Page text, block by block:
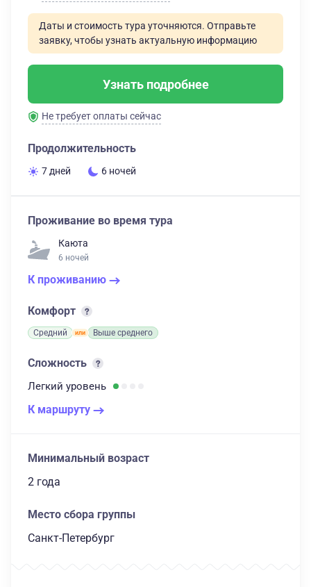
Даты и стоимость тура уточняются. Отправьте
заявку, чтобы узнать актуальную информацию
Узнать подробнее
Не требует оплаты сейчас
Продолжительность
7 дней 6 ночей
Проживание во время тура
Каюта
6 ночей
К проживанию
Комфорт
Средний Выше среднего
Сложность
Легкий уровень
К маршруту
Минимальный возраст
2 года
Место сбора группы
Санкт-Петербург